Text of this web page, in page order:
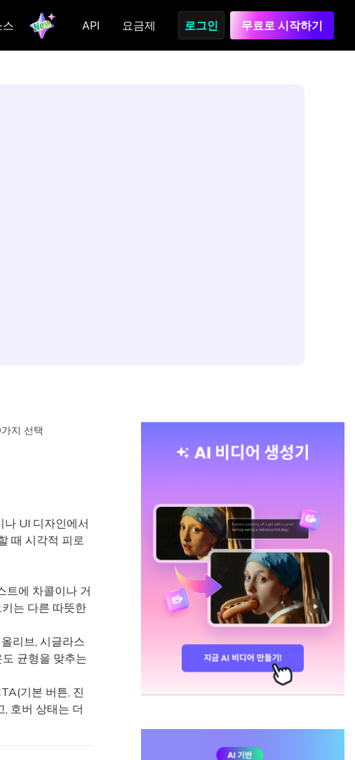
스 API 요금제 로그인 무료로 시작하기
지 선택
UI 디자인에서
때 시각적 피로
트에 차콜이나 거
는 다른 따뜻한
리브, 시글라스
균형을 맞추는
기본 버튼, 진
호버 상태는 더